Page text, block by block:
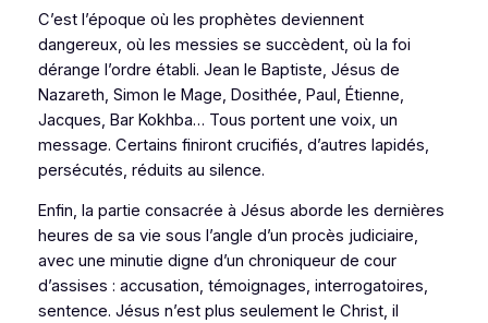
C’est l’époque où les prophètes deviennent
dangereux, où les messies se succèdent, où la foi
dérange l’ordre établi. Jean le Baptiste, Jésus de
Nazareth, Simon le Mage, Dosithée, Paul, Étienne,
Jacques, Bar Kokhba… Tous portent une voix, un
message. Certains finiront crucifiés, d’autres lapidés,
persécutés, réduits au silence.
Enfin, la partie consacrée à Jésus aborde les dernières
heures de sa vie sous l’angle d’un procès judiciaire,
avec une minutie digne d’un chroniqueur de cour
d’assises : accusation, témoignages, interrogatoires,
sentence. Jésus n’est plus seulement le Christ, il